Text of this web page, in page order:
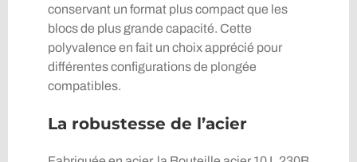
conservant un format plus compact que les
blocs de plus grande capacité. Cette
polyvalence en fait un choix apprécié pour
différentes configurations de plongée
compatibles.
La robustesse de l’acier